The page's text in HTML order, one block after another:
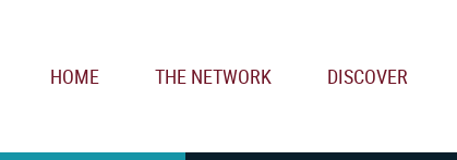
HOME THE NETWORK DISCOVER